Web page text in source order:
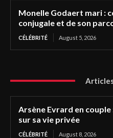
Monelle Godaert mari :
conjugale et de son
CÉLÉBRITÉ August 5, 2026
Arsène Evrard en couple
sur sa vie privée
CÉLÉBRITÉ August 8, 2026